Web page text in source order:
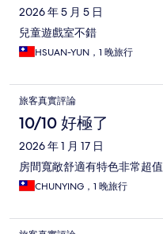
2026 年 5 月 5 日
兒童遊戲室不錯
HSUAN-YUN，1 晚旅行
旅客真實評論
10/10 好極了
2026 年 1 月 17 日
房間寬敞舒適有特色非常超值
CHUNYING，1 晚旅行